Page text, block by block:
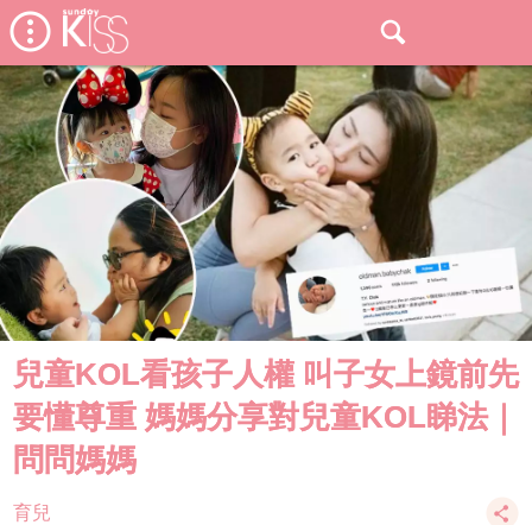
兒童KOL看孩子人權 叫子女上鏡前先
要懂尊重 媽媽分享對兒童KOL睇法｜
問問媽媽
育兒